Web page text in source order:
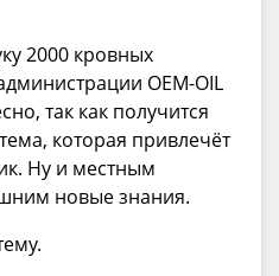
2000 кровных
OEM-OIL
так как получится
которая привлечёт
Ну и местным
новые знания.